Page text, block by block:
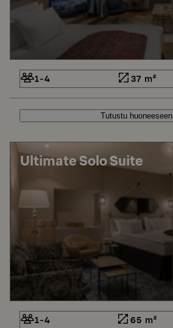
1-4 37 m²
Tutustu huoneeseen
Ultimate Solo Suite
1-4 65 m²